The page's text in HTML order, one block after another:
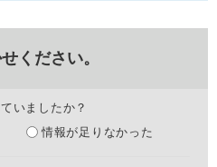
ください。
いましたか？
情報が足りなかった